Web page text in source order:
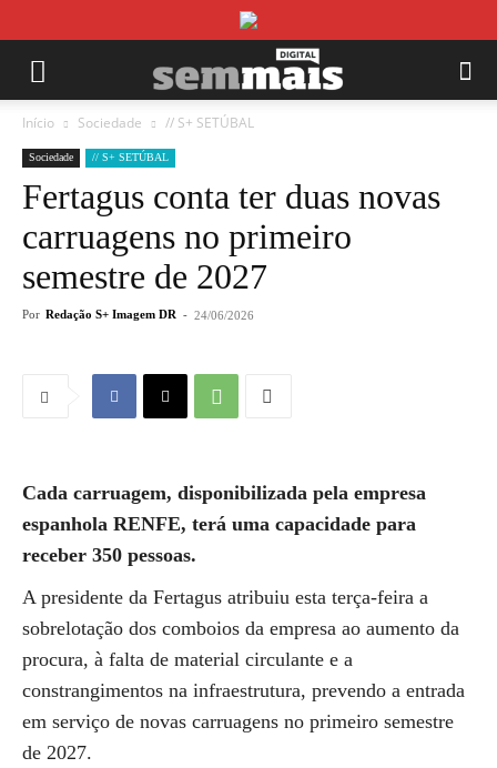
Início Sociedade // S+ SETÚBAL
Sociedade // S+ SETÚBAL
Fertagus conta ter duas novas
carruagens no primeiro
semestre de 2027
Por Redação S+ Imagem DR - 24/06/2026
Cada carruagem, disponibilizada pela empresa
espanhola RENFE, terá uma capacidade para
receber 350 pessoas.
A presidente da Fertagus atribuiu esta terça-feira a
sobrelotação dos comboios da empresa ao aumento da
procura, à falta de material circulante e a
constrangimentos na infraestrutura, prevendo a entrada
em serviço de novas carruagens no primeiro semestre
de 2027.